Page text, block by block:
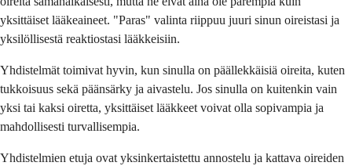
yksittäiset lääkeaineet. "Paras" valinta riippuu juuri sinun oireistasi ja
yksilöllisestä reaktiostasi lääkkeisiin.
Yhdistelmät toimivat hyvin, kun sinulla on päällekkäisiä oireita, kuten
tukkoisuus sekä päänsärky ja aivastelu. Jos sinulla on kuitenkin vain
yksi tai kaksi oiretta, yksittäiset lääkkeet voivat olla sopivampia ja
mahdollisesti turvallisempia.
Yhdistelmien etuja ovat yksinkertaistettu annostelu ja kattava oireiden